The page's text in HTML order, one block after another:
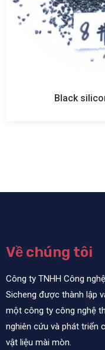
alumina
Về chúng tôi
Công ty TNHH Công
Sicheng được thành lập
một công ty công nghệ
nghiên cứu và phát triển
vật liệu mài mòn.